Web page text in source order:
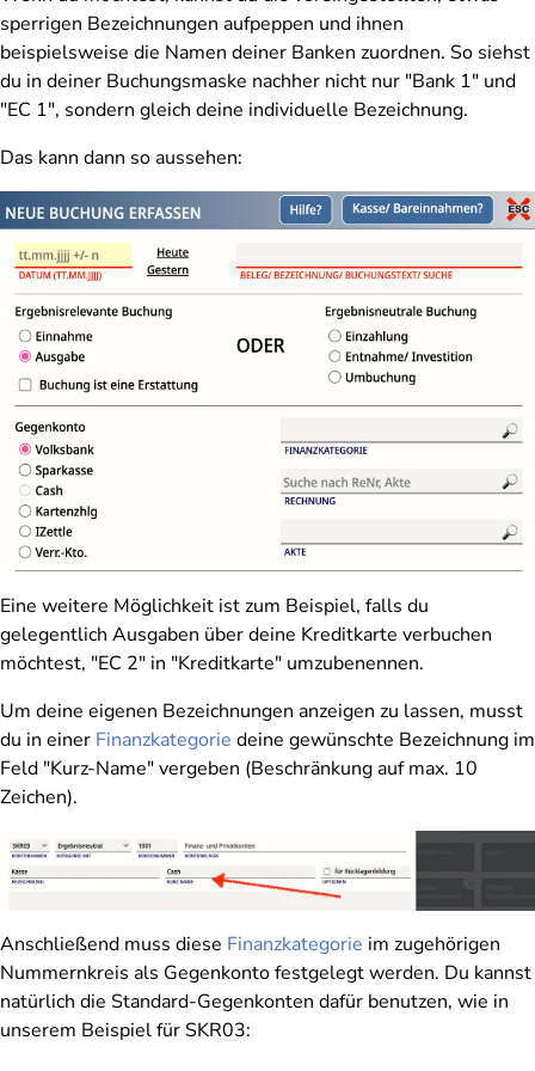
sperrigen Bezeichnungen aufpeppen und ihnen
beispielsweise die Namen deiner Banken zuordnen. So siehst
du in deiner Buchungsmaske nachher nicht nur "Bank 1" und
"EC 1", sondern gleich deine individuelle Bezeichnung.
Das kann dann so aussehen:
Eine weitere Möglichkeit ist zum Beispiel, falls du
gelegentlich Ausgaben über deine Kreditkarte verbuchen
möchtest, "EC 2" in "Kreditkarte" umzubenennen.
Um deine eigenen Bezeichnungen anzeigen zu lassen, musst
du in einer Finanzkategorie deine gewünschte Bezeichnung im
Feld "Kurz-Name" vergeben (Beschränkung auf max. 10
Zeichen).
Anschließend muss diese Finanzkategorie im zugehörigen
Nummernkreis als Gegenkonto festgelegt werden. Du kannst
natürlich die Standard-Gegenkonten dafür benutzen, wie in
unserem Beispiel für SKR03: